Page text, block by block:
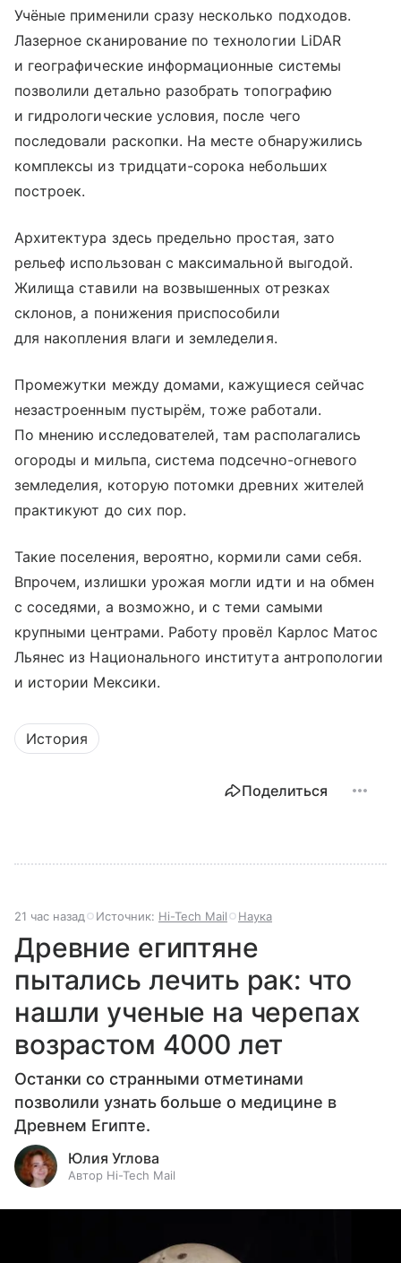
Учёные применили сразу несколько подходов.
Лазерное сканирование по технологии LiDAR
и географические информационные системы
позволили детально разобрать топографию
и гидрологические условия, после чего
последовали раскопки. На месте обнаружились
комплексы из тридцати-сорока небольших
построек.
Архитектура здесь предельно простая, зато
рельеф использован с максимальной выгодой.
Жилища ставили на возвышенных отрезках
склонов, а понижения приспособили
для накопления влаги и земледелия.
Промежутки между домами, кажущиеся сейчас
незастроенным пустырём, тоже работали.
По мнению исследователей, там располагались
огороды и мильпа, система подсечно-огневого
земледелия, которую потомки древних жителей
практикуют до сих пор.
Такие поселения, вероятно, кормили сами себя.
Впрочем, излишки урожая могли идти и на обмен
с соседями, а возможно, и с теми самыми
крупными центрами. Работу провёл Карлос Матос
Льянес из Национального института антропологии
и истории Мексики.
История
Поделиться
21 час назад Источник: Hi-Tech Mail Наука
Древние египтяне
пытались лечить рак: что
нашли ученые на черепах
возрастом 4000 лет
Останки со странными отметинами
позволили узнать больше о медицине в
Древнем Египте.
Юлия Углова
Автор Hi-Tech Mail